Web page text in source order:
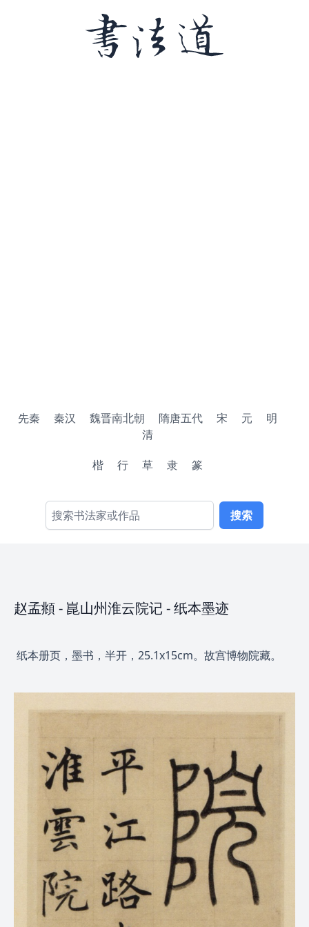
先秦 秦汉 魏晋南北朝 隋唐五代 宋 元
明
清
楷
行 草 隶 篆
搜索
赵孟頫- 崑山州淮云院记 - 纸本墨迹
纸本册页，墨书，半开，25.1x15cm。故宫博物院藏。